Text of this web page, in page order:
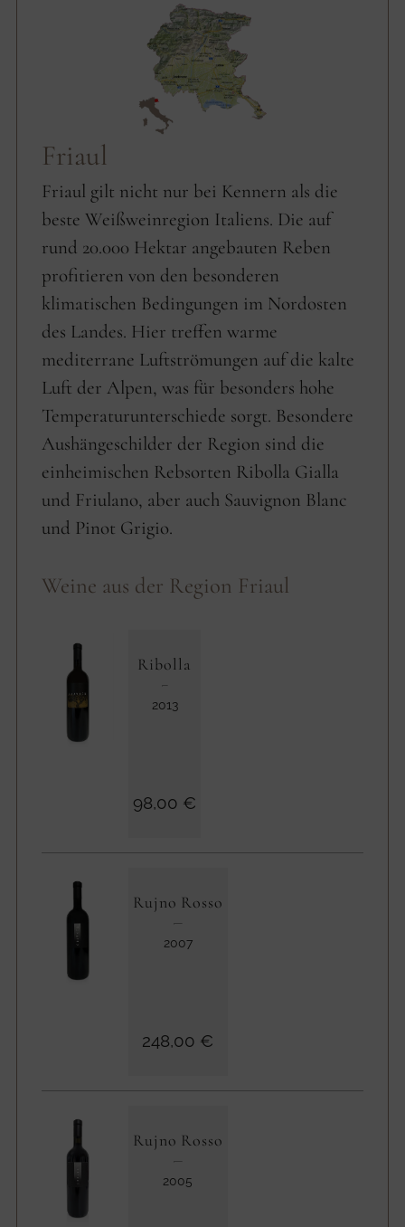
Friaul
Friaul gilt nicht nur bei Kennern als die
beste Weißweinregion Italiens. Die auf
rund 20.000 Hektar angebauten Reben
profitieren von den besonderen
klimatischen Bedingungen im Nordosten
des Landes. Hier treffen warme
mediterrane Luftströmungen auf die kalte
Luft der Alpen, was für besonders hohe
Temperaturunterschiede sorgt. Besondere
Aushängeschilder der Region sind die
einheimischen Rebsorten Ribolla Gialla
und Friulano, aber auch Sauvignon Blanc
und Pinot Grigio.
Weine aus der Region Friaul
Ribolla
2013
98,00 €
Rujno Rosso
2007
248,00 €
Rujno Rosso
2005